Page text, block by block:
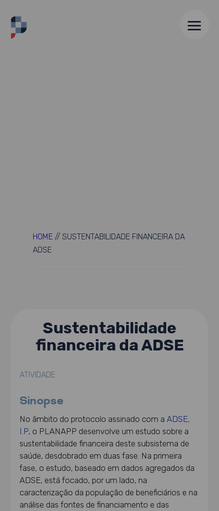
HOME //SUSTENTABILIDADE FINANCEIRA DA
ADSE
Sustentabilidade
financeira da ADSE
ATIVIDADE
Sinopse
No âmbito do protocolo assinado com aADSE,
I.P, o PLANAPP desenvolve um estudo sobre a
sustentabilidade financeira deste subsistema de
saúde, desdobrado em duas fase. Na primeira
fase, o estudo, baseado em dados agregados da
ADSE, está focado, por um lado, na
caracterização da população de beneficiários e na
análise das fontes de financiamento e das